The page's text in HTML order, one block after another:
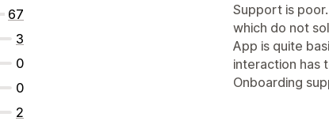
67
3
0
0
2
Support is
which do not
App is quite
interaction has
Onboarding